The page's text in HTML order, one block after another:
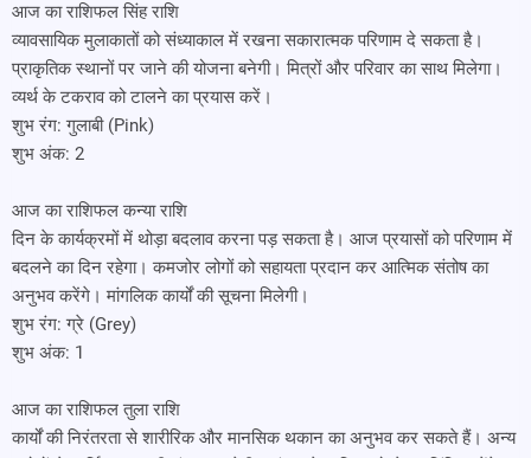
आज का राशिफल सिंह राशि
व्यावसायिक मुलाकातों को संध्याकाल में रखना सकारात्मक परिणाम दे सकता है।
प्राकृतिक स्थानों पर जाने की योजना बनेगी। मित्रों और परिवार का साथ मिलेगा।
व्यर्थ के टकराव को टालने का प्रयास करें।
शुभ रंग: गुलाबी (Pink)
शुभ अंक: 2
आज का राशिफल कन्या राशि
दिन के कार्यक्रमों में थोड़ा बदलाव करना पड़ सकता है। आज प्रयासों को परिणाम में
बदलने का दिन रहेगा। कमजोर लोगों को सहायता प्रदान कर आत्मिक संतोष का
अनुभव करेंगे। मांगलिक कार्यों की सूचना मिलेगी।
शुभ रंग: ग्रे (Grey)
शुभ अंक: 1
आज का राशिफल तुला राशि
कार्यों की निरंतरता से शारीरिक और मानसिक थकान का अनुभव कर सकते हैं। अन्य